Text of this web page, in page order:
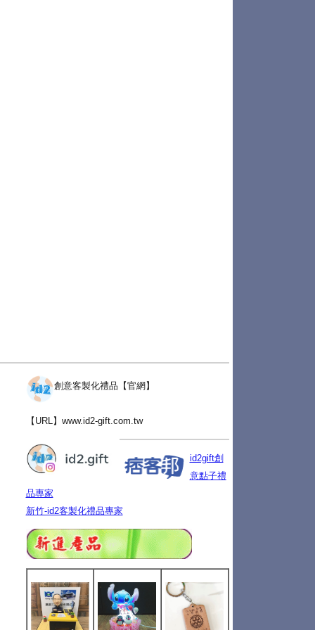
創意客製化禮品【官網】
【URL】 www.id2-gift.com.tw
id2gift創
意點子禮
品專家
新竹-id2客製化禮品專家